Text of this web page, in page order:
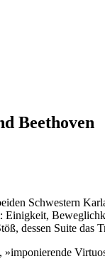
Beethoven
Schwestern
dessen Suite das